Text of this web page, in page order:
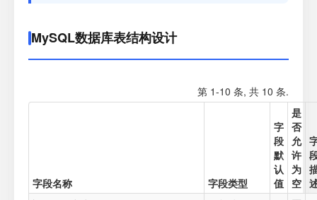
MySQL数据库表结构设计
第 1-10 条, 共 10 条.
字段名称 字段类型
字
段
默
认
值
是
否
允
许
为
空